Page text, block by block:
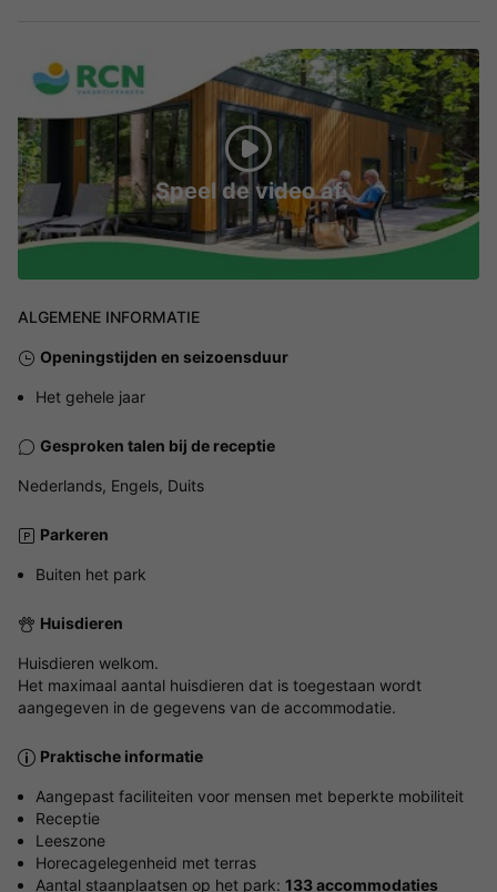
Speel de video af
ALGEMENE INFORMATIE
Openingstijden en seizoensduur
Het gehele jaar
Gesproken talen bij de receptie
Nederlands, Engels, Duits
Parkeren
Buiten het park
Huisdieren
Huisdieren welkom.
Het maximaal aantal huisdieren dat is toegestaan wordt
aangegeven in de gegevens van de accommodatie.
Praktische informatie
Aangepast faciliteiten voor mensen met beperkte mobiliteit
Receptie
Leeszone
Horecagelegenheid met terras
Aantal staanplaatsen op het park: 133 accommodaties